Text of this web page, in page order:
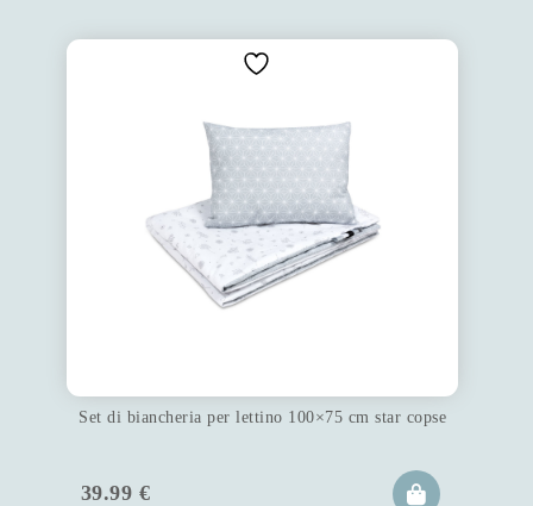
Set di biancheria per lettino 100×75 cm star copse
39.99 €